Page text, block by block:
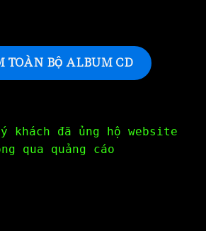
TOÀN BỘ ALBUM CD
khách đã ủng hộ website
qua quảng cáo